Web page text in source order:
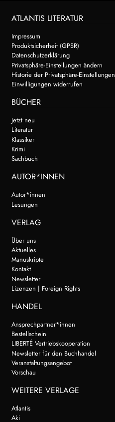
ATLANTIS LITERATUR
Impressum
Produktsicherheit (GPSR)
Datenschutzerklärung
Privatsphäre-Einstellungen ändern
Historie der Privatsphäre-Einstellungen
Einwilligungen widerrufen
BÜCHER
Jetzt neu
Literatur
Klassiker
Krimi
Sachbuch
AUTOR*INNEN
Autor*innen
Lesungen
VERLAG
Über uns
Aktuelles
Manuskripte
Kontakt
Newsletter
Lizenzen | Foreign Rights
HANDEL
Ansprechpartner*innen
Bestellschein
LIBERTÉ Vertriebskooperation
Newsletter für den Buchhandel
Veranstaltungsangebot
Vorschau
WEITERE VERLAGE
Atlantis
Aki